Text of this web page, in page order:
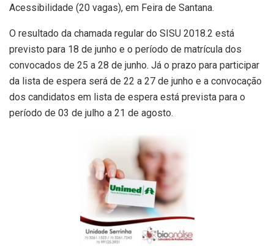
Acessibilidade (20 vagas), em Feira de Santana.
O resultado da chamada regular do SISU 2018.2 está
previsto para 18 de junho e o período de matrícula dos
convocados de 25 a 28 de junho. Já o prazo para participar
da lista de espera será de 22 a 27 de junho e a convocação
dos candidatos em lista de espera está prevista para o
período de 03 de julho a 21 de agosto.